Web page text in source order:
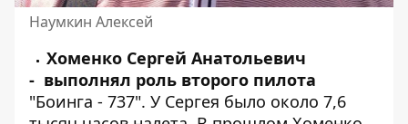
Наумкин Алексей
Хоменко Сергей Анатольевич
- выполнял роль второго пилота
"Боинга - 737". У Сергея было около 7,6